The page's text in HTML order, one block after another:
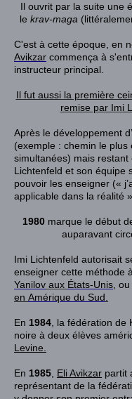
Il ouvrit par la suite une
le krav-maga
C'est à cette époque, en
Avikzar commença à
instructeur principal.
Il fut aussi la première
remise par Imi
Après le développement
(exemple : chemin le
simultanées) mais
Lichtenfeld et son équipe
pouvoir les enseigner («
applicable dans la réalité »
1980marque le début
auparavant
Imi Lichtenfeld autorisait
enseigner cette méthode
Yanilov aux États-Unis ,
en Amérique du Sud
En 1984 , la fédération
noire à deux élèves
Levine.
En 1985 Eli Avikzar partit
représentant de la